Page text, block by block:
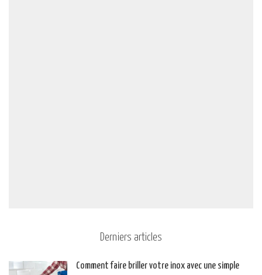
Derniers articles
Comment faire briller votre inox avec une simple